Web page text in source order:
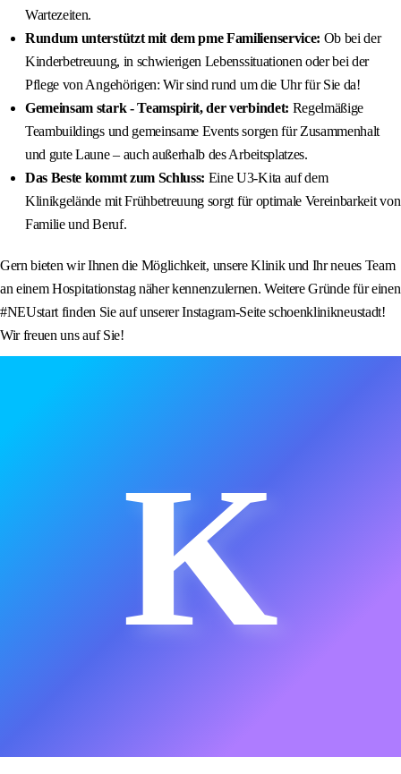
Wartezeiten.
Rundum unterstützt mit dem pme Familienservice: Ob bei der
Kinderbetreuung, in schwierigen Lebenssituationen oder bei der
Pflege von Angehörigen: Wir sind rund um die Uhr für Sie da!
Gemeinsam stark - Teamspirit, der verbindet: Regelmäßige
Teambuildings und gemeinsame Events sorgen für Zusammenhalt
und gute Laune – auch außerhalb des Arbeitsplatzes.
Das Beste kommt zum Schluss: Eine U3-Kita auf dem
Klinikgelände mit Frühbetreuung sorgt für optimale Vereinbarkeit von
Familie und Beruf.
Gern bieten wir Ihnen die Möglichkeit, unsere Klinik und Ihr neues Team
an einem Hospitationstag näher kennenzulernen. Weitere Gründe für einen
#NEUstart finden Sie auf unserer Instagram-Seite schoenklinikneustadt!
Wir freuen uns auf Sie!
K